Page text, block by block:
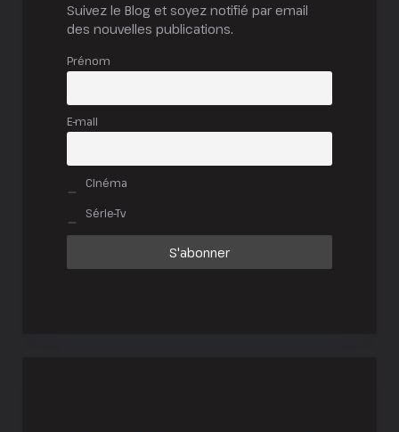
Suivez le Blog et soyez notifié par email
des nouvelles publications.
Prénom
E-mail
Cinéma
Série-Tv